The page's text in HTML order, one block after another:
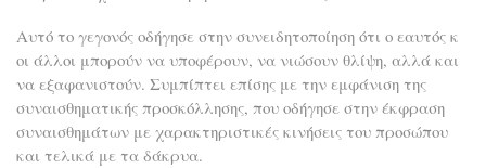
Αυτό το γεγονός οδήγησε στην συνειδητοποίηση ότι ο εαυτός κ
οι άλλοι μπορούν να υποφέρουν, να νιώσουν θλίψη, αλλά και
να εξαφανιστούν. Συμπίπτει επίσης με την εμφάνιση της
συναισθηματικής προσκόλλησης, που οδήγησε στην έκφραση
συναισθημάτων με χαρακτηριστικές κινήσεις του προσώπου
και τελικά με τα δάκρυα.